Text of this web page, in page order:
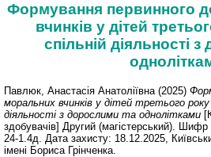
Формування первинного
вчинків у дітей
спільній діяльності
Павлюк, Анастасія Анатоліївна (2025)
моральних вчинків у дітей третього
діяльності з дорослими та однолітками
здобувачів] Другий (магістерський).
24-1.4д. Дата захисту: 18.12.2025,
імені Бориса Грінченка.